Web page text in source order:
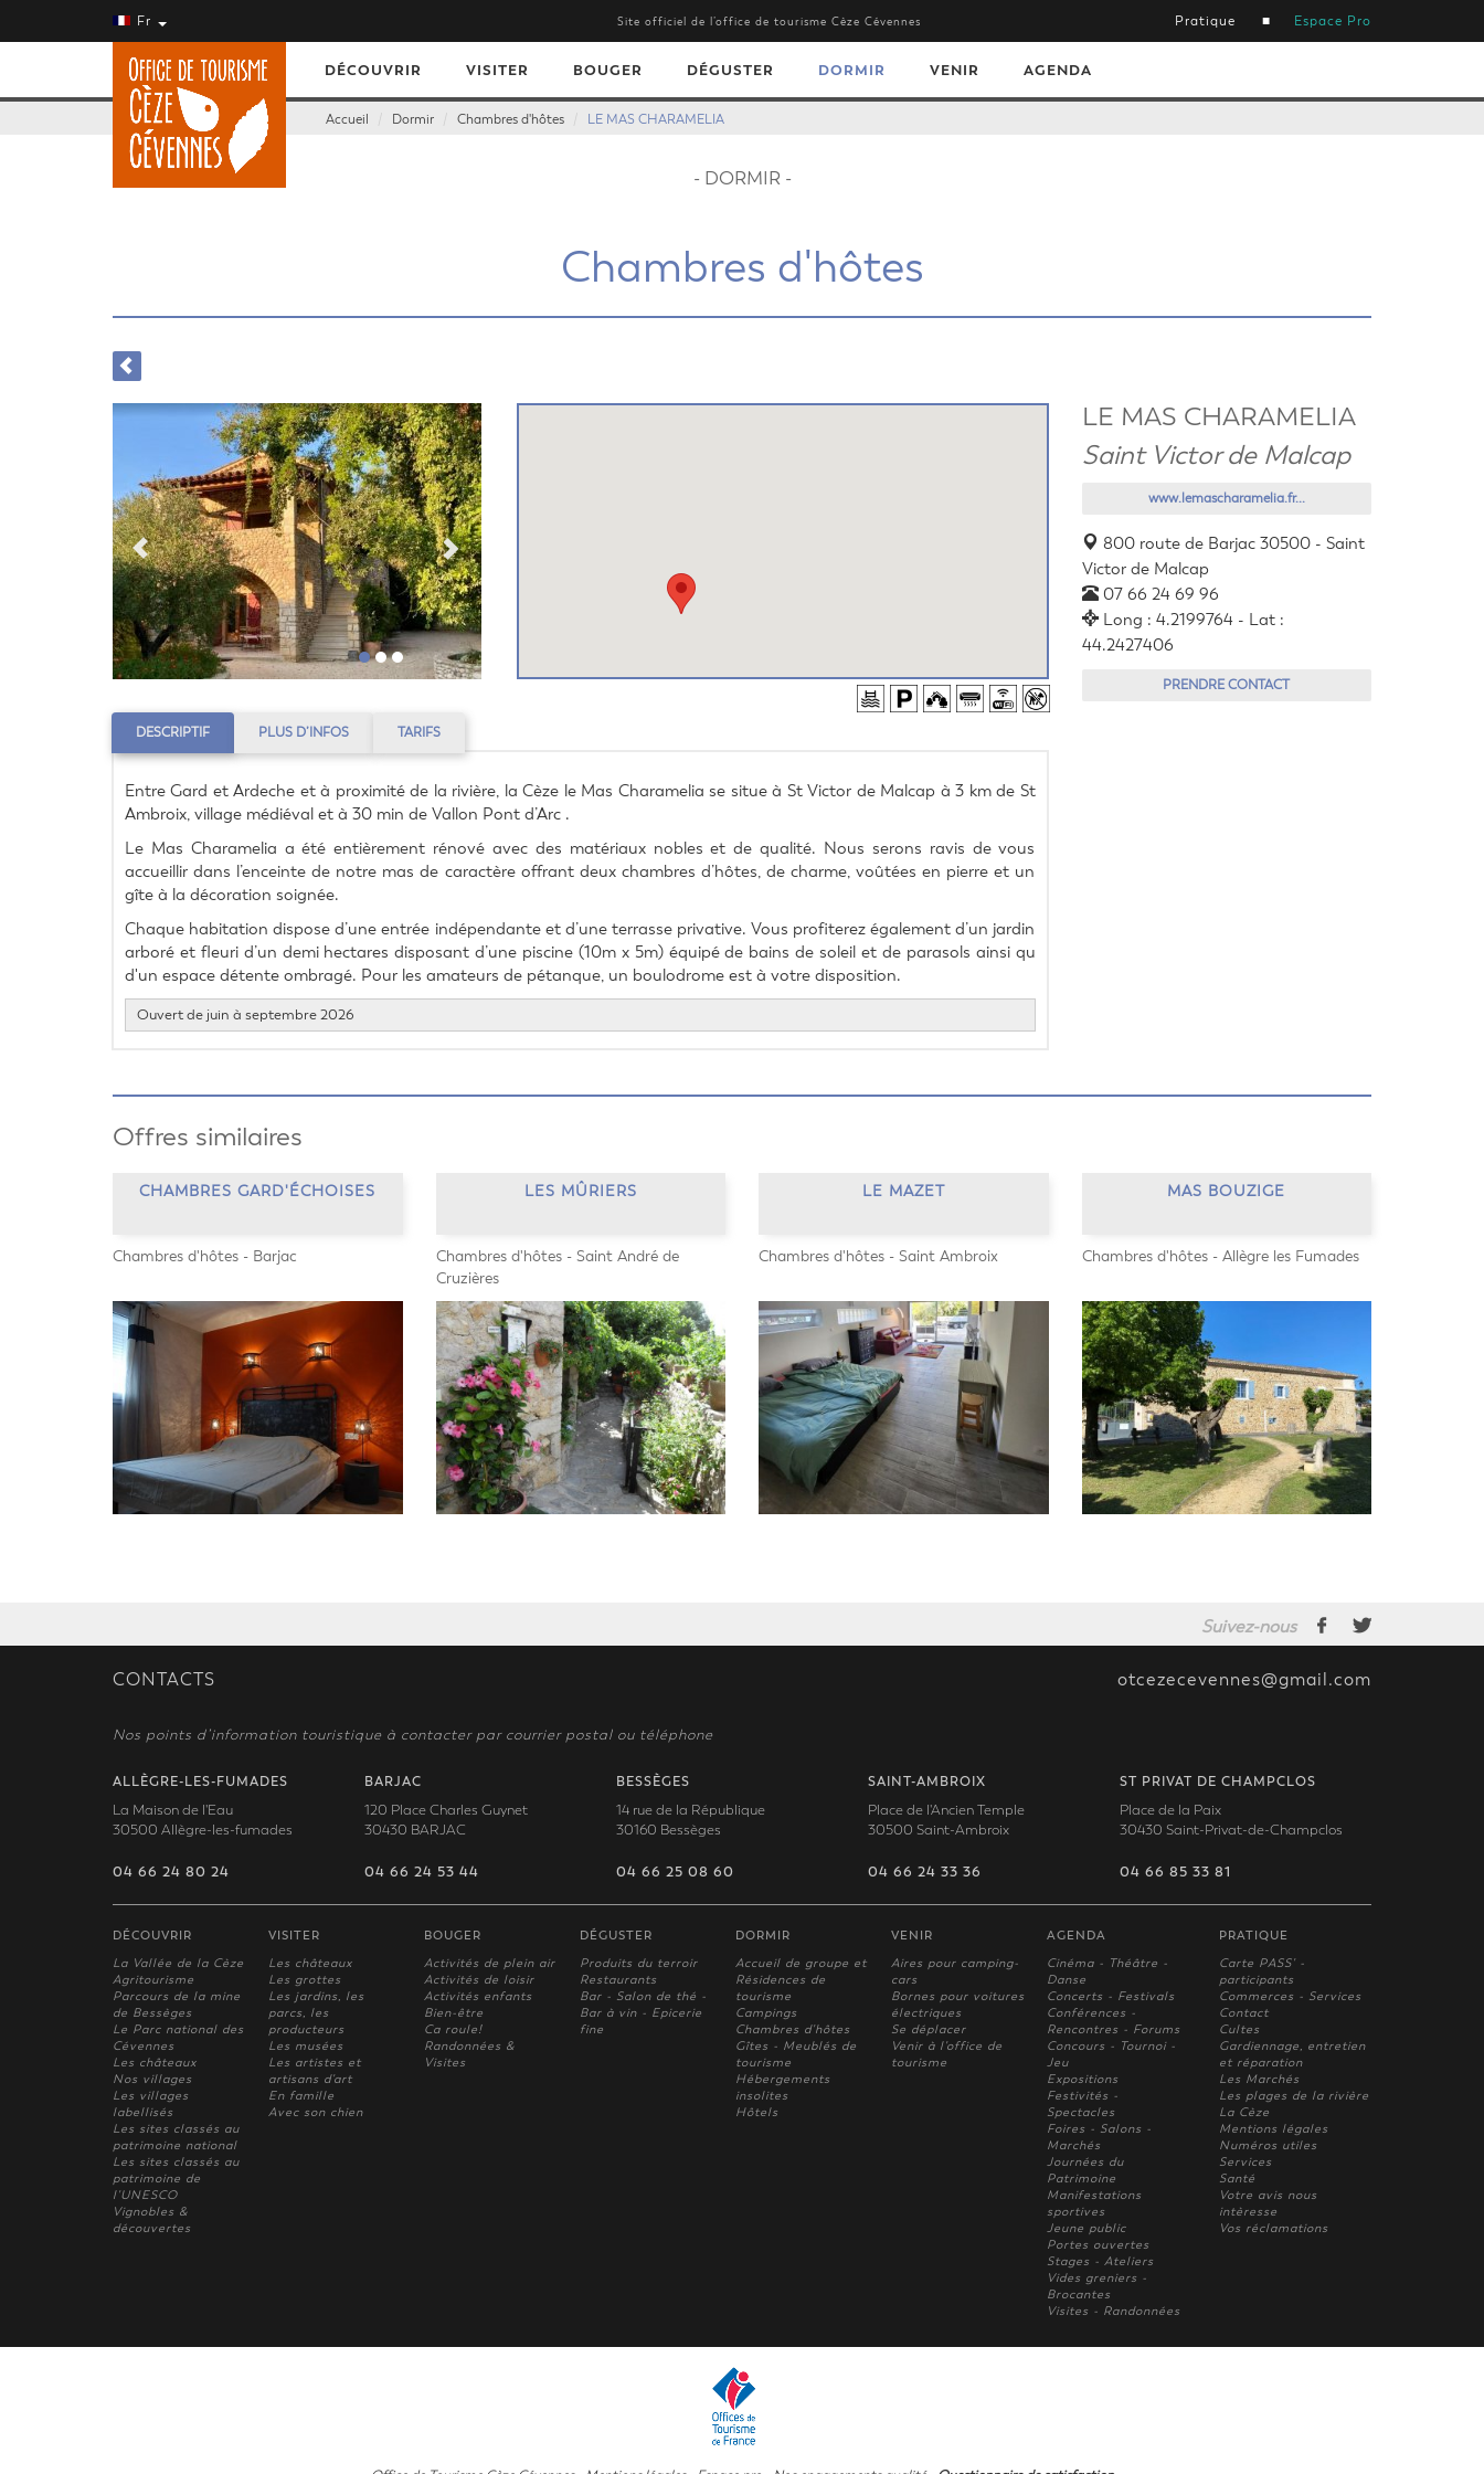
Fr Site officiel de l’office de tourisme Cèze Cévennes Pratique Espace Pro
DÉCOUVRIR VISITER BOUGER DÉGUSTER DORMIR VENIR AGENDA
Accueil Dormir Chambres d'hôtes LE MAS CHARAMELIA
- DORMIR -
Chambres d'hôtes
LE MAS CHARAMELIA
Saint Victor de Malcap
www.lemascharamelia.fr...
800 route de Barjac 30500 - Saint
Victor de Malcap
07 66 24 69 96
Long : 4.2199764 - Lat :
44.2427406
PRENDRE CONTACT
DESCRIPTIF PLUS D’INFOS TARIFS
Entre Gard et Ardeche et à proximité de la rivière, la Cèze le Mas Charamelia se situe à St Victor de Malcap à 3 km de St
Ambroix, village médiéval et à 30 min de Vallon Pont d’Arc .
Le Mas Charamelia a été entièrement rénové avec des matériaux nobles et de qualité. Nous serons ravis de vous
accueillir dans l’enceinte de notre mas de caractère offrant deux chambres d’hôtes, de charme, voûtées en pierre et un
gîte à la décoration soignée.
Chaque habitation dispose d’une entrée indépendante et d’une terrasse privative. Vous profiterez également d’un jardin
arboré et fleuri d’un demi hectares disposant d’une piscine (10m x 5m) équipé de bains de soleil et de parasols ainsi qu
d'un espace détente ombragé. Pour les amateurs de pétanque, un boulodrome est à votre disposition.
Ouvert de juin à septembre 2026
Offres similaires
CHAMBRES GARD'ÉCHOISES
Chambres d'hôtes - Barjac
LES MÛRIERS
Chambres d'hôtes - Saint André de
Cruzières
LE MAZET
Chambres d'hôtes - Saint Ambroix
MAS BOUZIGE
Chambres d'hôtes - Allègre les Fumades
Suivez-nous
CONTACTS otcezecevennes@gmail.com
Nos points d’information touristique à contacter par courrier postal ou téléphone
ALLÈGRE-LES-FUMADES
La Maison de l'Eau
30500 Allègre-les-fumades
04 66 24 80 24
BARJAC
120 Place Charles Guynet
30430 BARJAC
04 66 24 53 44
BESSÈGES
14 rue de la République
30160 Bessèges
04 66 25 08 60
SAINT-AMBROIX
Place de l'Ancien Temple
30500 Saint-Ambroix
04 66 24 33 36
ST PRIVAT DE CHAMPCLOS
Place de la Paix
30430 Saint-Privat-de-Champclos
04 66 85 33 81
DÉCOUVRIR
La Vallée de la Cèze
Agritourisme
Parcours de la mine
de Bessèges
Le Parc national des
Cévennes
Les châteaux
Nos villages
Les villages
labellisés
Les sites classés au
patrimoine national
Les sites classés au
patrimoine de
l'UNESCO
Vignobles &
découvertes
VISITER
Les châteaux
Les grottes
Les jardins, les
parcs, les
producteurs
Les musées
Les artistes et
artisans d'art
En famille
Avec son chien
BOUGER
Activités de plein air
Activités de loisir
Activités enfants
Bien-être
Ca roule!
Randonnées &
Visites
DÉGUSTER
Produits du terroir
Restaurants
Bar - Salon de thé -
Bar à vin - Epicerie
fine
DORMIR
Accueil de groupe et
Résidences de
tourisme
Campings
Chambres d'hôtes
Gîtes - Meublés de
tourisme
Hébergements
insolites
Hôtels
VENIR
Aires pour camping-
cars
Bornes pour voitures
électriques
Se déplacer
Venir à l'office de
tourisme
AGENDA
Cinéma - Théâtre -
Danse
Concerts - Festivals
Conférences -
Rencontres - Forums
Concours - Tournoi -
Jeu
Expositions
Festivités -
Spectacles
Foires - Salons -
Marchés
Journées du
Patrimoine
Manifestations
sportives
Jeune public
Portes ouvertes
Stages - Ateliers
Vides greniers -
Brocantes
Visites - Randonnées
PRATIQUE
Carte PASS' -
participants
Commerces - Services
Contact
Cultes
Gardiennage, entretien
et réparation
Les Marchés
Les plages de la rivière
La Cèze
Mentions légales
Numéros utiles
Services
Santé
Votre avis nous
intèresse
Vos réclamations